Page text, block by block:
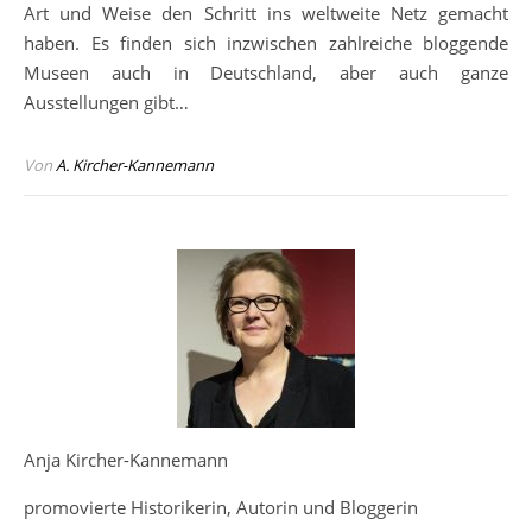
Art und Weise den Schritt ins weltweite Netz gemacht
haben. Es finden sich inzwischen zahlreiche bloggende
Museen auch in Deutschland, aber auch ganze
Ausstellungen gibt…
VonA. Kircher-Kannemann
Anja Kircher-Kannemann
promovierte Historikerin, Autorin und Bloggerin